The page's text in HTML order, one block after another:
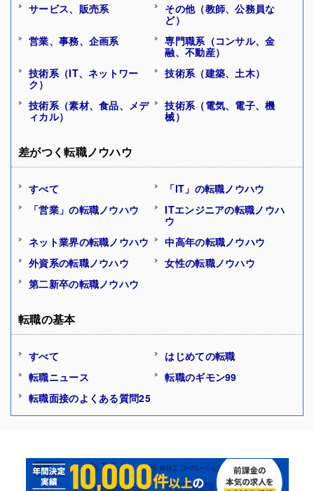
サービス、販売系
その他（教師、公務員な
ど）
営業、事務、企画系
専門職系（コンサル、金
融、不動産）
技術系（IT、ネットワー
ク）
技術系（建築、土木）
技術系（素材、食品、メデ
ィカル）
技術系（電気、電子、機
械）
差がつく転職ノウハウ
すべて
「IT」の転職ノウハウ
「営業」の転職ノウハウ
ITエンジニアの転職ノウハ
ウ
ネット業界の転職ノウハウ
中高年の転職ノウハウ
外資系の転職ノウハウ
女性の転職ノウハウ
第二新卒の転職ノウハウ
転職の基本
すべて
はじめての転職
転職ニュース
転職のギモン99
転職面接のよくある質問25